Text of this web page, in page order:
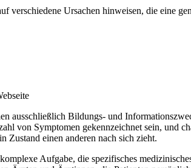
verschiedene Ursachen hinweisen, die eine
ausschließlich Bildungs- und
von Symptomen gekennzeichnet sein, und
Zustand einen anderen nach sich zieht.
Aufgabe, die spezifisches